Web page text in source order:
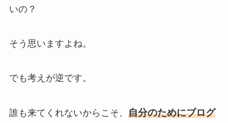
いの？
そう思いますよね。
でも考えが逆です。
誰も来てくれないからこそ、 自分のためにブログ